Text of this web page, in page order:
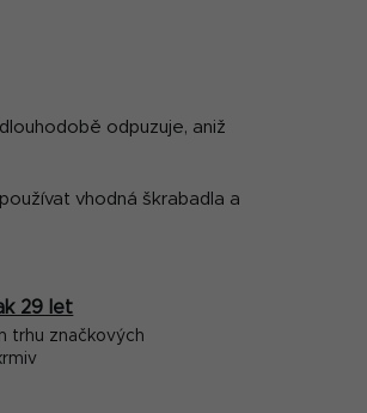
odpuzuje, aniž
vhodná škrabadla a
29 let
trhu značkových